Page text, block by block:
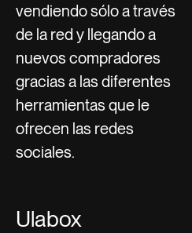
vendiendo sólo a través
de la red y llegando a
nuevos compradores
gracias a las diferentes
herramientas que le
ofrecen las redes
sociales.
Ulabox